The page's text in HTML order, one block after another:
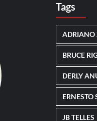
Tags
ADRIANO
BRUCE
DERLY
ERNESTO
JB TELLES